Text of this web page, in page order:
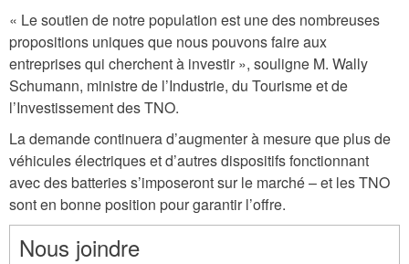
« Le soutien de notre population est une des nombreuses
propositions uniques que nous pouvons faire aux
entreprises qui cherchent à investir », souligne M. Wally
Schumann, ministre de l’Industrie, du Tourisme et de
l’Investissement des TNO.
La demande continuera d’augmenter à mesure que plus de
véhicules électriques et d’autres dispositifs fonctionnant
avec des batteries s’imposeront sur le marché – et les TNO
sont en bonne position pour garantir l’offre.
Nous joindre